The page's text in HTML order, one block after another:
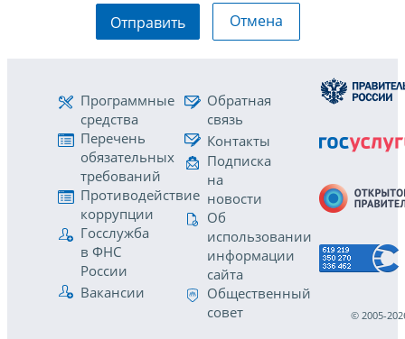
Отправить Отмена
Программные
средства
Перечень
обязательных
требований
Противодействие
коррупции
Госслужба
в ФНС
России
Вакансии
Обратная
связь
Контакты
Подписка
на
новости
Об
использовании
информации
сайта
Общественный
совет
© 2005-